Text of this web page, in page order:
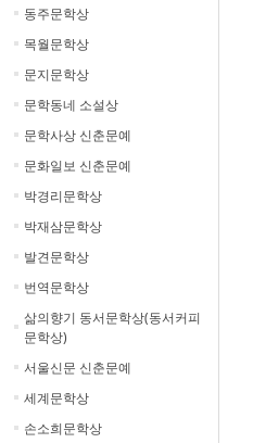
동주문학상
목월문학상
문지문학상
문학동네 소설상
문학사상 신춘문예
문화일보 신춘문예
박경리문학상
박재삼문학상
발견문학상
번역문학상
삶의향기 동서문학상(동서커피
문학상)
서울신문 신춘문예
세계문학상
손소희문학상